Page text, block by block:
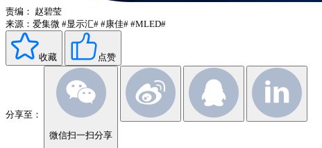
责编： 赵碧莹
来源：爱集微 #显示汇# #康佳# #MLED#
收藏 点赞
分享至：
微信扫一扫分享